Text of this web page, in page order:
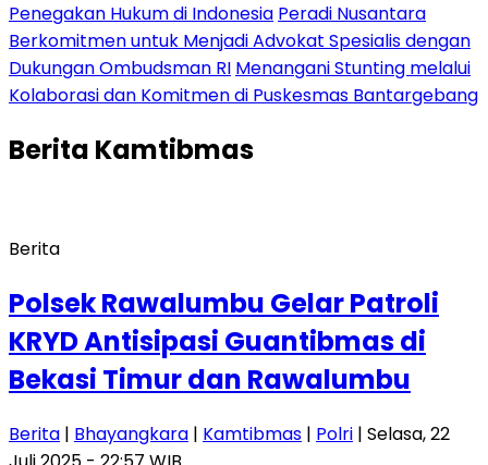
Penegakan Hukum di Indonesia Peradi Nusantara
Berkomitmen untuk Menjadi Advokat Spesialis dengan
Dukungan Ombudsman RI Menangani Stunting melalui
Kolaborasi dan Komitmen di Puskesmas Bantargebang
Berita Kamtibmas
Berita
Polsek Rawalumbu Gelar Patroli
KRYD Antisipasi Guantibmas di
Bekasi Timur dan Rawalumbu
Berita | Bhayangkara | Kamtibmas | Polri | Selasa, 22